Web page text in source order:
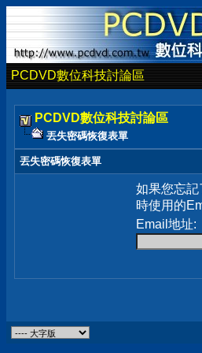
PCDVD數位科技討論區
PCDVD數位科技討論區
丟失密碼恢復表單
丟失密碼恢復表單
如果您忘
時使用的
Email地址: